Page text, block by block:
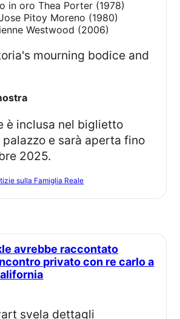
in oro Thea Porter (1978)
Pitoy Moreno (1980)
Westwood (2006)
palazzo e sarà aperta fino
2025.
sulla Famiglia Reale
privato con re carlo a